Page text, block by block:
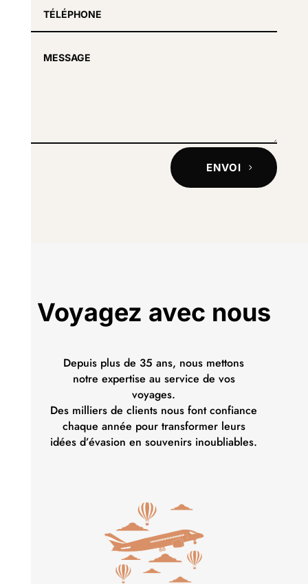
ENVOI
Voyagez avec nous
Depuis plus de 35 ans, nous mettons
notre expertise au service de vos
voyages.
Des milliers de clients nous font confiance
chaque année pour transformer leurs
idées d’évasion en souvenirs inoubliables.